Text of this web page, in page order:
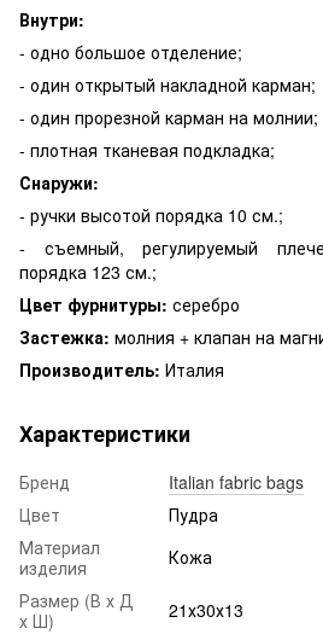
Внутри:
- одно большое отделение;
- один открытый накладной карман;
- один прорезной карман на молнии;
- плотная тканевая подкладка;
Снаружи:
- ручки высотой порядка 10 см.;
- съемный, регулируемый
порядка 123 см.;
Цвет фурнитуры: серебро
Застежка: молния + клапан на
Производитель: Италия
Характеристики
Бренд
Italian fabric bags
Цвет
Пудра
Материал
изделия
Кожа
Размер (В х Д
х Ш)
21х30х13